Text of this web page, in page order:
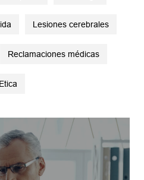
Lesiones cerebrales
Reclamaciones médicas
Etica